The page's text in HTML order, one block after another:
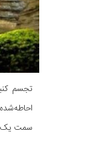
تجسم
سمت یک